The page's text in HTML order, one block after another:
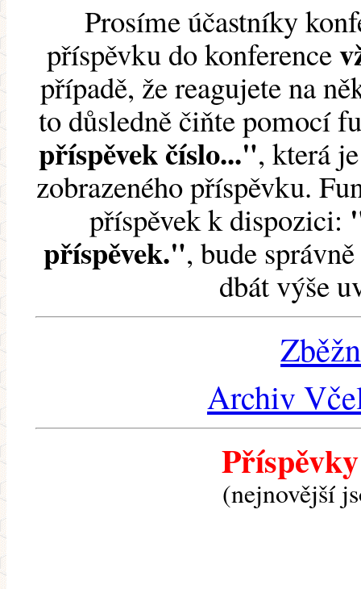
Prosíme účastníky
příspěvku do konference
případě, že reagujete na
to důsledně čiňte pomocí
příspěvek číslo...", která
zobrazeného příspěvku.
příspěvek k dispozici:
příspěvek.", bude
dbát výše
Archiv
(nejnovější